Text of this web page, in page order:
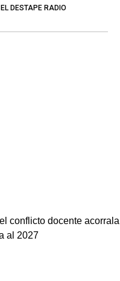
EL DESTAPE RADIO